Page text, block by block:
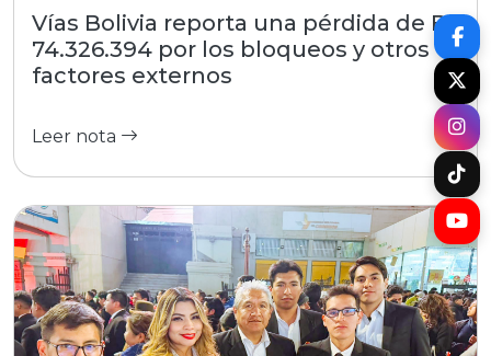
Vías Bolivia reporta una pérdida de Bs
74.326.394 por los bloqueos y otros
factores externos
Leer nota